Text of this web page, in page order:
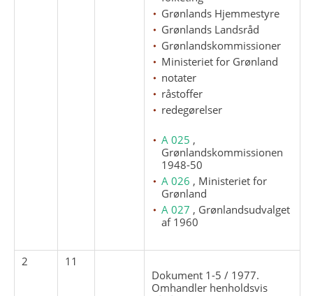
Grønlands Hjemmestyre
Grønlands Landsråd
Grønlandskommissioner
Ministeriet for Grønland
notater
råstoffer
redegørelser
A 025 ,
Grønlandskommissionen
1948-50
A 026 , Ministeriet for
Grønland
A 027 , Grønlandsudvalget
af 1960
2
11
Dokument 1-5 / 1977.
Omhandler henholdsvis